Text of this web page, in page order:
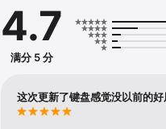
③公式支持云端存储，解决更
3、【计算器】内置功能完善的科
①自动记录历史计算过程和结
②提供正反三角函数计算，度
③按键振动+语音提示，防止
4.7
满分 5 分
这次更新了键盘感觉没以前的好